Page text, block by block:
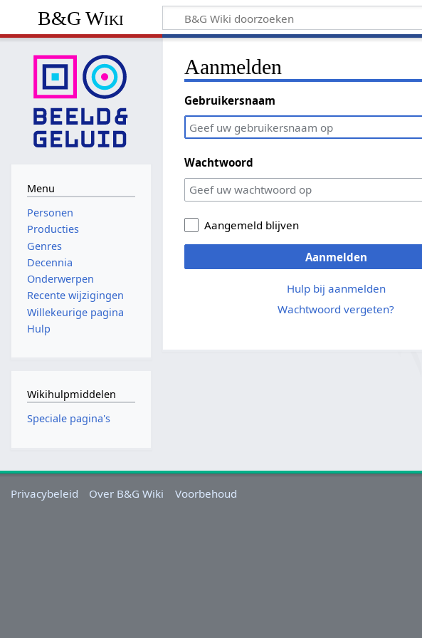
B&G Wiki
Aanmelden
Gebruikersnaam
Wachtwoord
Aangemeld blijven
Aanmelden
Hulp bij aanmelden
Wachtwoord vergeten?
Menu
Personen
Producties
Genres
Decennia
Onderwerpen
Recente wijzigingen
Willekeurige pagina
Hulp
Wikihulpmiddelen
Speciale pagina's
Privacybeleid Over B&G Wiki Voorbehoud